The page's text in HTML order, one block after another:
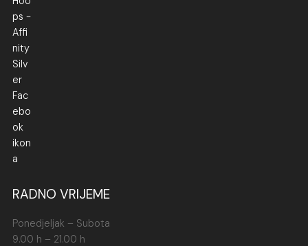
RADNO VRIJEME
Ponedjeljak – Subota
9.00 h – 21.00 h